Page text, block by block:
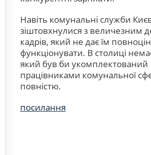
Навіть комунальні служби
зіштовхнулися з величезним
кадрів, який не дає їм
функціонувати. В столиці
який був би укомплектований
працівниками комунальної
повністю.
посилання